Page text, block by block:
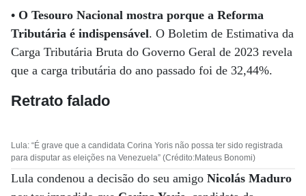
• O Tesouro Nacional mostra porque a Reforma
Tributária é indispensável. O Boletim de Estimativa da
Carga Tributária Bruta do Governo Geral de 2023 revela
que a carga tributária do ano passado foi de 32,44%.
Retrato falado
Lula: “É grave que a candidata Corina Yoris não possa ter sido registrada
para disputar as eleições na Venezuela” (Crédito:Mateus Bonomi)
Lula condenou a decisão do seu amigo Nicolás Maduro